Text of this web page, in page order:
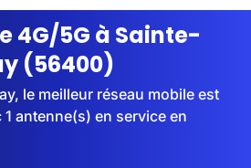
4G/5G à Sainte-
(56400)
le meilleur réseau mobile est
antenne(s) en service en